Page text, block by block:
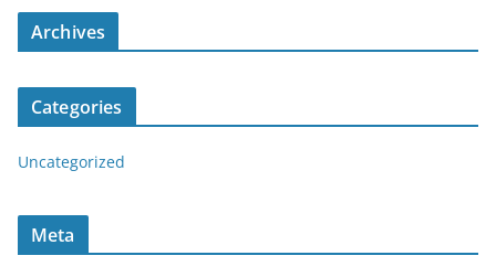
Archives
Categories
Uncategorized
Meta